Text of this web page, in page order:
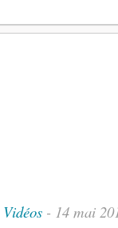
Vidéos - 14 mai